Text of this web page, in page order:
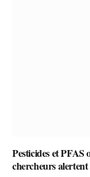
Pesticides et
chercheurs